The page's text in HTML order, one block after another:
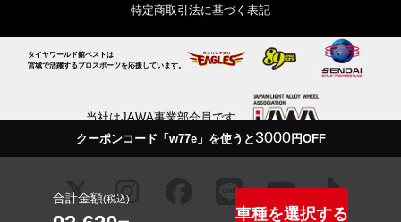
クーポンコード「w77e」を使うと 3000円OFF
合計金額(税込)
車種を選択する
特定商取引法に基づく表記
タイヤワールド館ベストは
宮城で活躍するプロスポーツを応援しています。
当社はJAWA事業部会員です